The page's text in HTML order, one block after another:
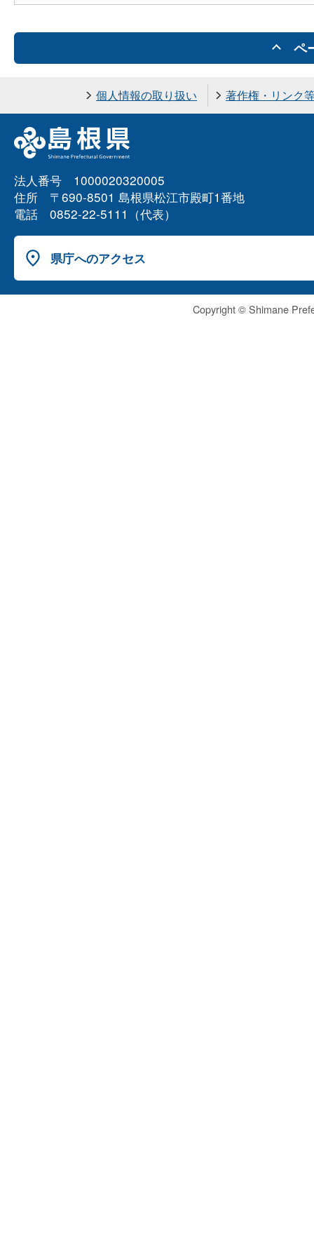
ペ
個人情報の取り扱い 著作権・リンク
法人番号 1000020320005
住所 〒690-8501 島根県松江市殿町1番地
電話 0852-22-5111（代表）
県庁へのアクセス
Copyright © Shimane